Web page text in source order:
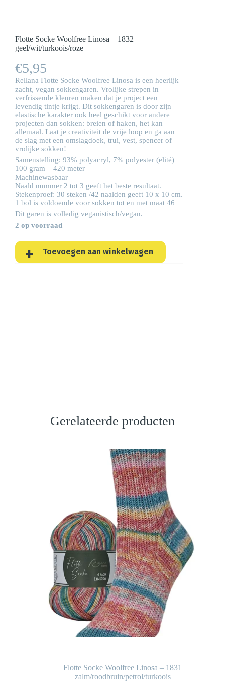
Flotte Socke Woolfree Linosa – 1832
geel/wit/turkoois/roze
€5,95
Rellana Flotte Socke Woolfree Linosa is een heerlijk
zacht, vegan sokkengaren. Vrolijke strepen in
verfrissende kleuren maken dat je project een
levendig tintje krijgt. Dit sokkengaren is door zijn
elastische karakter ook heel geschikt voor andere
projecten dan sokken: breien of haken, het kan
allemaal. Laat je creativiteit de vrije loop en ga aan
de slag met een omslagdoek, trui, vest, spencer of
vrolijke sokken!
Samenstelling: 93% polyacryl, 7% polyester (elité)
100 gram – 420 meter
Machinewasbaar
Naald nummer 2 tot 3 geeft het beste resultaat.
Stekenproef: 30 steken /42 naalden geeft 10 x 10 cm.
1 bol is voldoende voor sokken tot en met maat 46
Dit garen is volledig veganistisch/vegan.
2 op voorraad
Toevoegen aan winkelwagen
Gerelateerde producten
Flotte Socke Woolfree Linosa – 1831
zalm/roodbruin/petrol/turkoois